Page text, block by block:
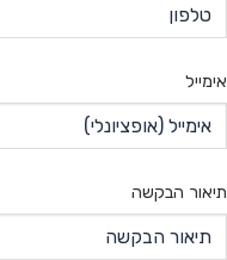
אימייל
תיאור הבקשה